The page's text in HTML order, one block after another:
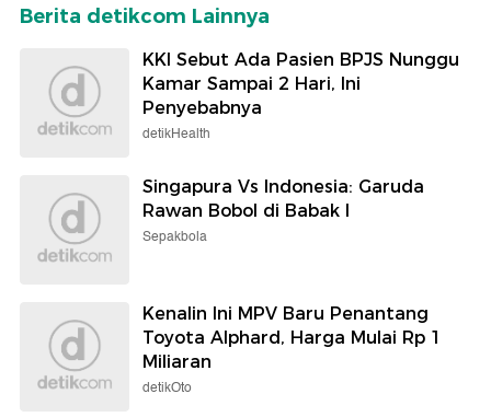
Berita detikcom Lainnya
KKI Sebut Ada Pasien BPJS Nunggu
Kamar Sampai 2 Hari, Ini
Penyebabnya
detikHealth
Singapura Vs Indonesia: Garuda
Rawan Bobol di Babak I
Sepakbola
Kenalin Ini MPV Baru Penantang
Toyota Alphard, Harga Mulai Rp 1
Miliaran
detikOto